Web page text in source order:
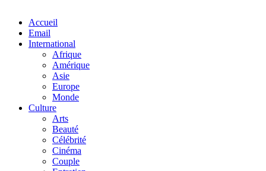
Accueil
Email
International
Afrique
Amérique
Asie
Europe
Monde
Culture
Arts
Beauté
Célébrité
Cinéma
Couple